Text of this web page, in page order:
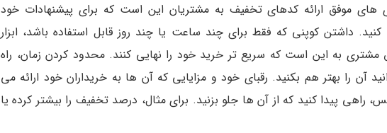
های موفق ارائه کدهای تخفیف به مشتریان این است که برای پیشنهادات خود
داشتن کوپنی که فقط برای چند ساعت یا چند روز قابل استفاده باشد، ابزار
مشتری به این است که سریع تر خرید خود را نهایی کنند. محدود کردن زمان، راه
آن را بهتر هم بکنید. رقبای خود و مزایایی که آن ها به خریداران خود ارائه می
راهی پیدا کنید که از آن ها جلو بزنید. برای مثال، درصد تخفیف را بیشتر کرده یا